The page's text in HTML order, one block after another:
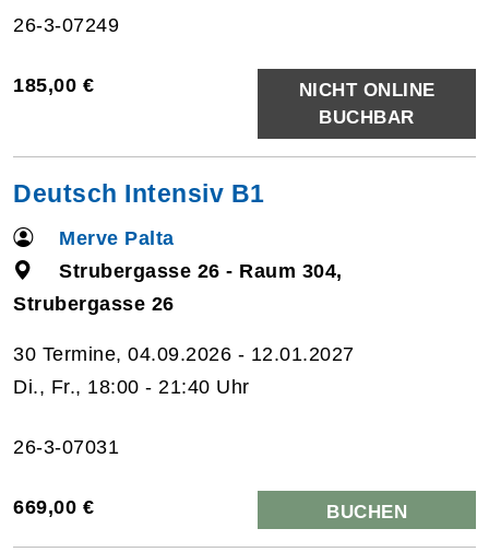
26-3-07249
185,00 €
NICHT ONLINE
BUCHBAR
Deutsch Intensiv B1
Merve Palta
Strubergasse 26 - Raum 304,
Strubergasse 26
30 Termine, 04.09.2026 - 12.01.2027
Di., Fr., 18:00 - 21:40 Uhr
26-3-07031
669,00 € BUCHEN